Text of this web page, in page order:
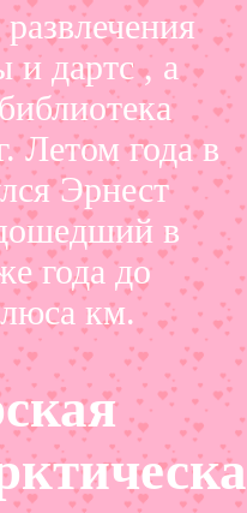
и дартс , а
Летом года в
Эрнест
в
года до
км.